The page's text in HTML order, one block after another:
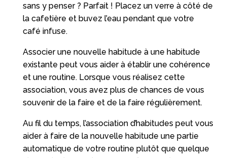
sans y penser ? Parfait ! Placez un verre à côté de
la cafetière et buvez l’eau pendant que votre
café infuse.
Associer une nouvelle habitude à une habitude
existante peut vous aider à établir une cohérence
et une routine. Lorsque vous réalisez cette
association, vous avez plus de chances de vous
souvenir de la faire et de la faire régulièrement.
Au fil du temps, l’association d’habitudes peut vous
aider à faire de la nouvelle habitude une partie
automatique de votre routine plutôt que quelque